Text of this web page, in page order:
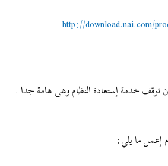
http://download.nai.com/
خدمة إستعادة النظام وهى هامة جدا .
إعمل ما يلي: